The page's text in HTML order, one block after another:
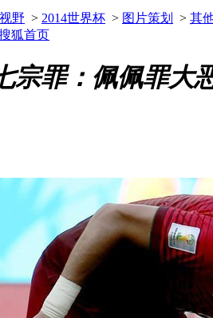
野 > 2014世界杯 > 图片策划 > 其
狐首页
宗罪：佩佩罪大